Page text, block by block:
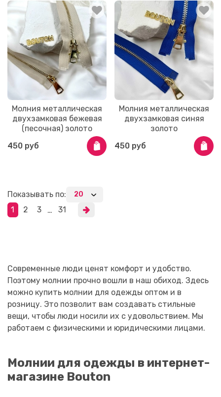
Молния металлическая
двухзамковая бежевая
(песочная) золото
450 руб
Молния металлическая
двухзамковая синяя
золото
450 руб
Показывать по:
1
2 3 … 31
Современные люди ценят комфорт и удобство.
Поэтому молнии прочно вошли в наш обиход. Здесь
можно купить молнии для одежды оптом и в
розницу. Это позволит вам создавать стильные
вещи, чтобы люди носили их с удовольствием. Мы
работаем с физическими и юридическими лицами.
Молнии для одежды в интернет-
магазине Bouton